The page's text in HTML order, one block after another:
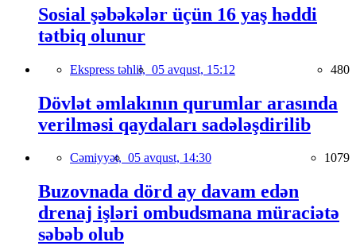
Sosial şəbəkələr üçün 16 yaş həddi
tətbiq olunur
Ekspress təhlil, 05 avqust, 15:12 480
Dövlət əmlakının qurumlar arasında
verilməsi qaydaları sadələşdirilib
Cəmiyyət, 05 avqust, 14:30 1079
Buzovnada dörd ay davam edən
drenaj işləri ombudsmana müraciətə
səbəb olub